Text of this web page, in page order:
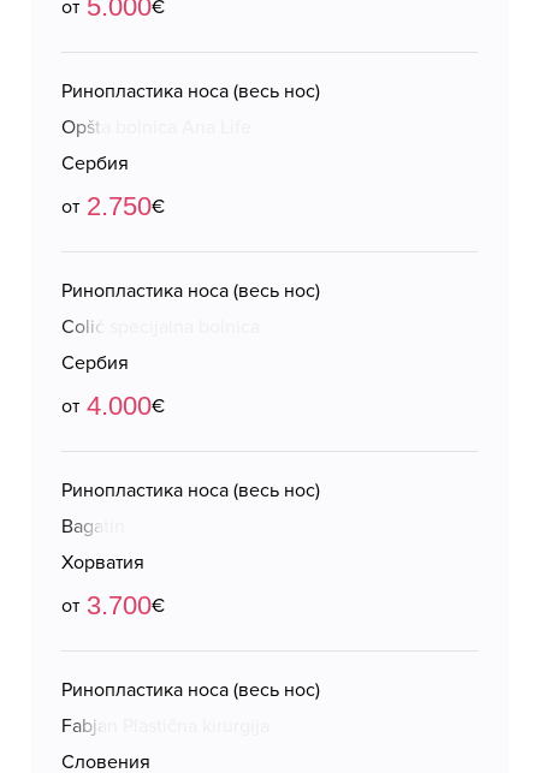
от 5.000€
Ринопластика носа (весь нос)
Opšta bolnica Ana Life
Сербия
от 2.750€
Ринопластика носа (весь нос)
Colić specijalna bolnica
Сербия
от 4.000€
Ринопластика носа (весь нос)
Bagatin
Хорватия
от 3.700€
Ринопластика носа (весь нос)
Fabjan Plastična kirurgija
Словения